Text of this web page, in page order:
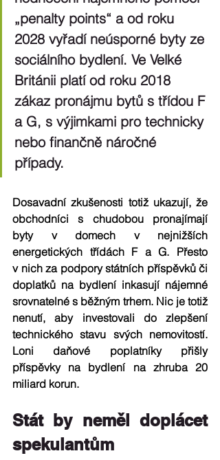
„penalty points“ a od roku
2028 vyřadí neúsporné byty ze
sociálního bydlení. Ve Velké
Británii platí od roku 2018
zákaz pronájmu bytů s třídou F
a G, s výjimkami pro technicky
nebo finančně náročné
případy.
Dosavadní zkušenosti totiž ukazují, že
obchodníci s chudobou pronajímají
byty v domech v nejnižších
energetických třídách F a G. Přesto
v nich za podpory státních příspěvků či
doplatků na bydlení inkasují nájemné
srovnatelné s běžným trhem. Nic je totiž
nenutí, aby investovali do zlepšení
technického stavu svých nemovitostí.
Loni daňové poplatníky přišly
příspěvky na bydlení na zhruba 20
miliard korun.
Stát by neměl doplácet
spekulantům